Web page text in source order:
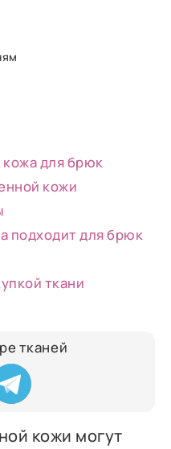
кожи могут
кожа для брюк
кожи
подходит для брюк
ткани
тканей